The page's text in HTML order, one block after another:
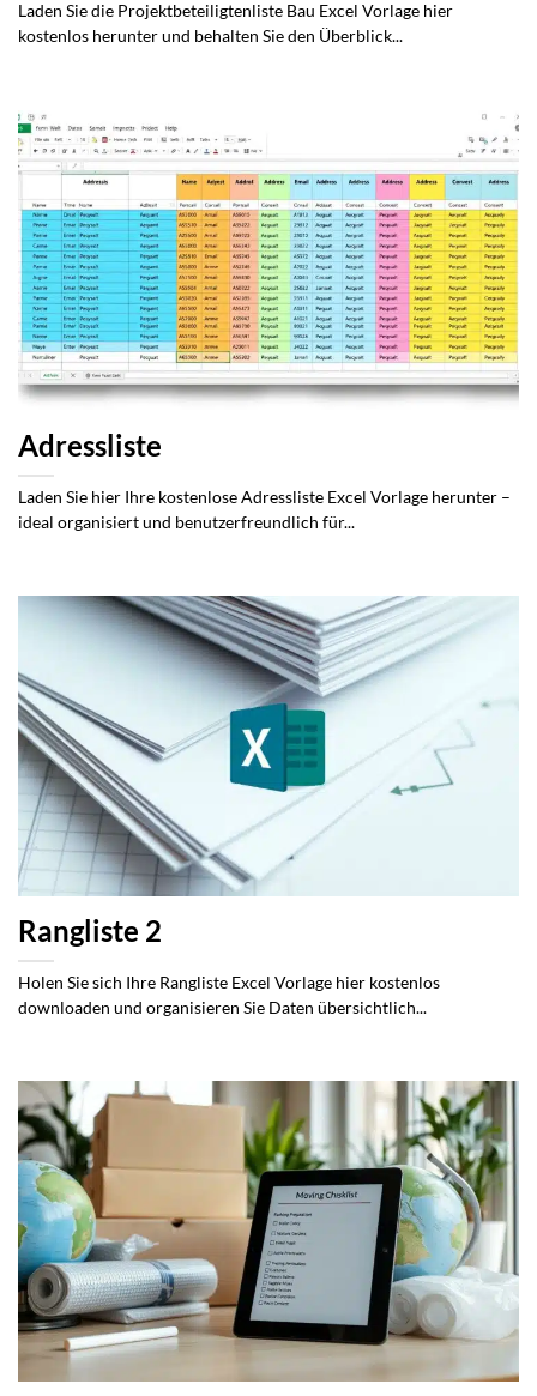
Laden Sie die Projektbeteiligtenliste Bau Excel Vorlage hier
kostenlos herunter und behalten Sie den Überblick...
Adressliste
Laden Sie hier Ihre kostenlose Adressliste Excel Vorlage herunter –
ideal organisiert und benutzerfreundlich für...
Rangliste 2
Holen Sie sich Ihre Rangliste Excel Vorlage hier kostenlos
downloaden und organisieren Sie Daten übersichtlich...